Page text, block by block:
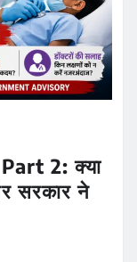
2: क्या
सरकार ने